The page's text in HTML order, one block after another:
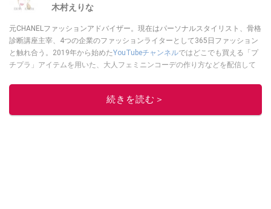
木村えりな
元CHANELファッションアドバイザー。現在はパーソナルスタイリスト、骨格
診断講座主宰、4つの企業のファッションライターとして365日ファッション
と触れ合う。2019年から始めたYouTubeチャンネルではどこでも買える「プ
チプラ」アイテムを用いた、大人フェミニンコーデの作り方などを配信して
このイチオシストの他の記事を読む
続きを読む＞